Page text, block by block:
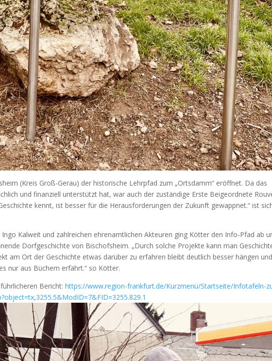
(Kreis Groß-Gerau) der historische Lehrpfad zum „Ortsdamm“ eröffnet. Da das
und finanziell unterstützt hat, war auch der zuständige Erste Beigeordnete
kennt, ist besser für die Herausforderungen der Zukunft gewappnet.“ ist
Kalweit und zahlreichen ehrenamtlichen Akteuren ging Kötter den Info-Pfad ab
Dorfgeschichte von Bischofsheim. „Durch solche Projekte kann man
am Ort der Geschichte etwas darüber zu erfahren bleibt deutlich besser hängen
nur aus Büchern erfährt.“ so Kötter.
Bericht:https://www.region-frankfurt.de/Kurzmenü/Startseite/Infotafeln-